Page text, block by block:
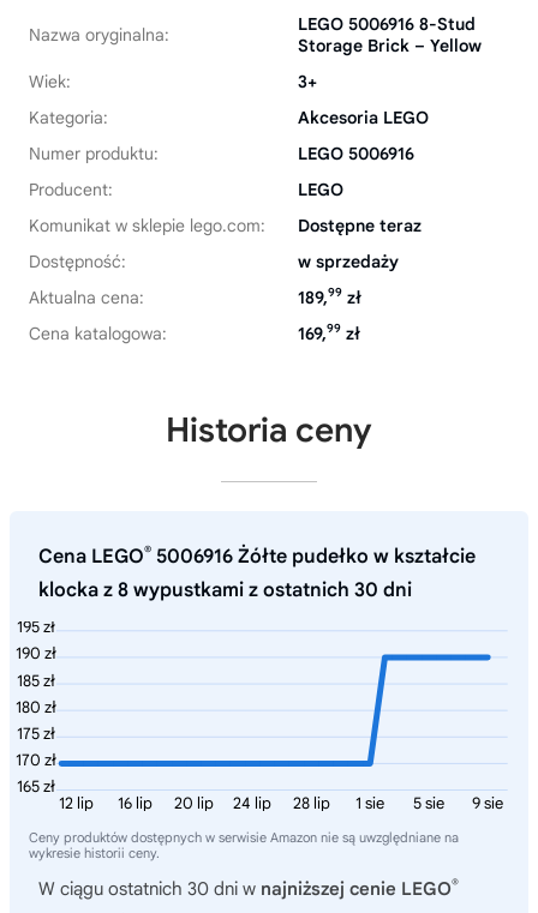
Nazwa oryginalna:
LEGO 5006916 8-Stud
Storage Brick – Yellow
Wiek:
3+
Kategoria:
Akcesoria LEGO
Numer produktu:
LEGO 5006916
Producent:
LEGO
Komunikat w sklepie lego.com:
Dostępne teraz
Dostępność:
w sprzedaży
Aktualna cena:
189,99 zł
Cena katalogowa:
169,99 zł
Historia ceny
Cena LEGO® 5006916 Żółte pudełko w kształcie
klocka z 8 wypustkami z ostatnich 30 dni
195 zł
190 zł
185 zł
180 zł
175 zł
170 zł
165 zł
9 sie
5 sie
1 sie
28 lip
24 lip
20 lip
16 lip
12 lip
Ceny produktów dostępnych w serwisie Amazon nie są uwzględniane na
wykresie historii ceny.
W ciągu ostatnich 30 dni w najniższej cenie LEGO®